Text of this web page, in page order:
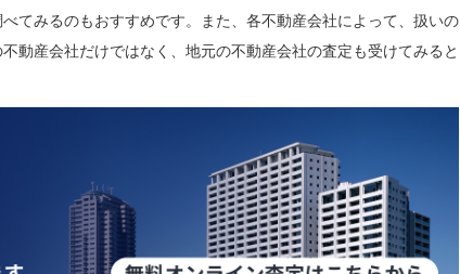
てみるのもおすすめです。また、各不動産会社によって、扱いの
動産会社だけではなく、地元の不動産会社の査定も受けてみると